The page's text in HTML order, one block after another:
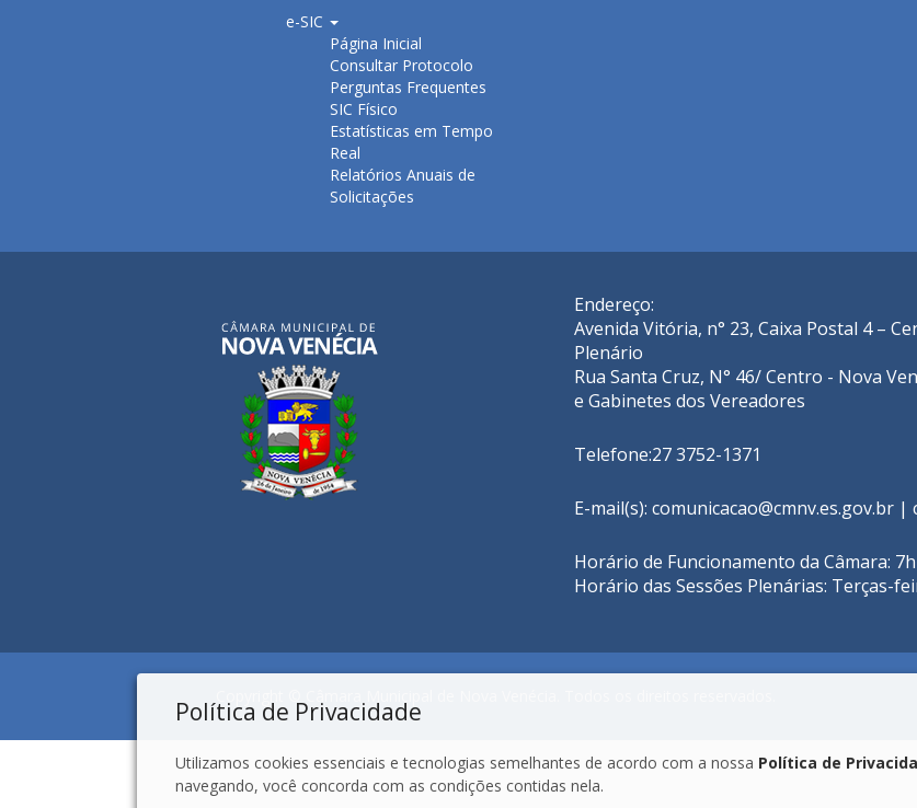
e-SIC
Página Inicial
Consultar Protocolo
Perguntas Frequentes
SIC Físico
Estatísticas em Tempo
Real
Relatórios Anuais de
Solicitações
Endereço:
Avenida Vitória, n° 23, Caixa Postal 4 –
Plenário
Rua Santa Cruz, N° 46/ Centro - Nova
e Gabinetes dos Vereadores
Telefone:27 3752-1371
E-mail(s): comunicacao@cmnv.es.gov.br |
Horário de Funcionamento da Câmara:
Horário das Sessões Plenárias: Terças-
Política de Privacidade
Utilizamos cookies essenciais e tecnologias semelhantes de acordo com a nossa Política de
navegando, você concorda com as condições contidas nela.